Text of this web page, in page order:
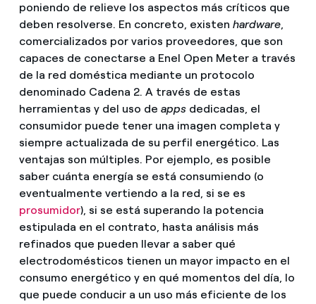
poniendo de relieve los aspectos más críticos que
deben resolverse. En concreto, existen hardware,
comercializados por varios proveedores, que son
capaces de conectarse a Enel Open Meter a través
de la red doméstica mediante un protocolo
denominado Cadena 2. A través de estas
herramientas y del uso de appsdedicadas, el
consumidor puede tener una imagen completa y
siempre actualizada de su perfil energético. Las
ventajas son múltiples. Por ejemplo, es posible
saber cuánta energía se está consumiendo (o
eventualmente vertiendo a la red, si se es
prosumidor), si se está superando la potencia
estipulada en el contrato, hasta análisis más
refinados que pueden llevar a saber qué
electrodomésticos tienen un mayor impacto en el
consumo energético y en qué momentos del día, lo
que puede conducir a un uso más eficiente de los